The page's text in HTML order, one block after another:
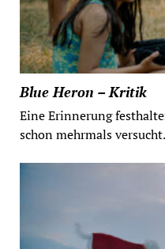
Blue Heron – Kritik
Eine Erinnerung
schon mehrmals